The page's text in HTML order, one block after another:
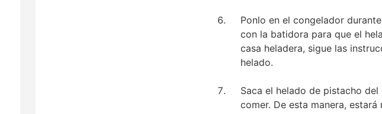
Ponlo en el congelador
con la batidora para que el
casa heladera, sigue las
helado.
Saca el helado de pistacho
comer. De esta manera,